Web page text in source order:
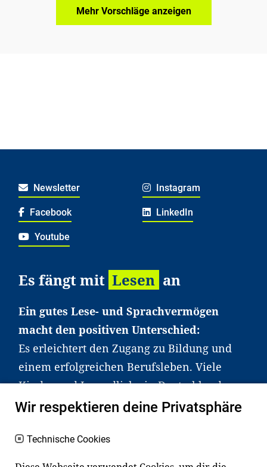
Mehr Vorschläge anzeigen
Newsletter Instagram
Facebook LinkedIn
Youtube
Es fängt mit Lesen an
Ein gutes Lese- und Sprachvermögen
macht den positiven Unterschied:
Es erleichtert den Zugang zu Bildung und
einem erfolgreichen Berufsleben. Viele
Kinder und Jugendliche in Deutschland
haben aber große Schwierigkeiten dabei.
an Familien sowie an Erzieher*innen,
Lehrer*innen und andere
Wir respektieren deine Privatsphäre
Technische Cookies